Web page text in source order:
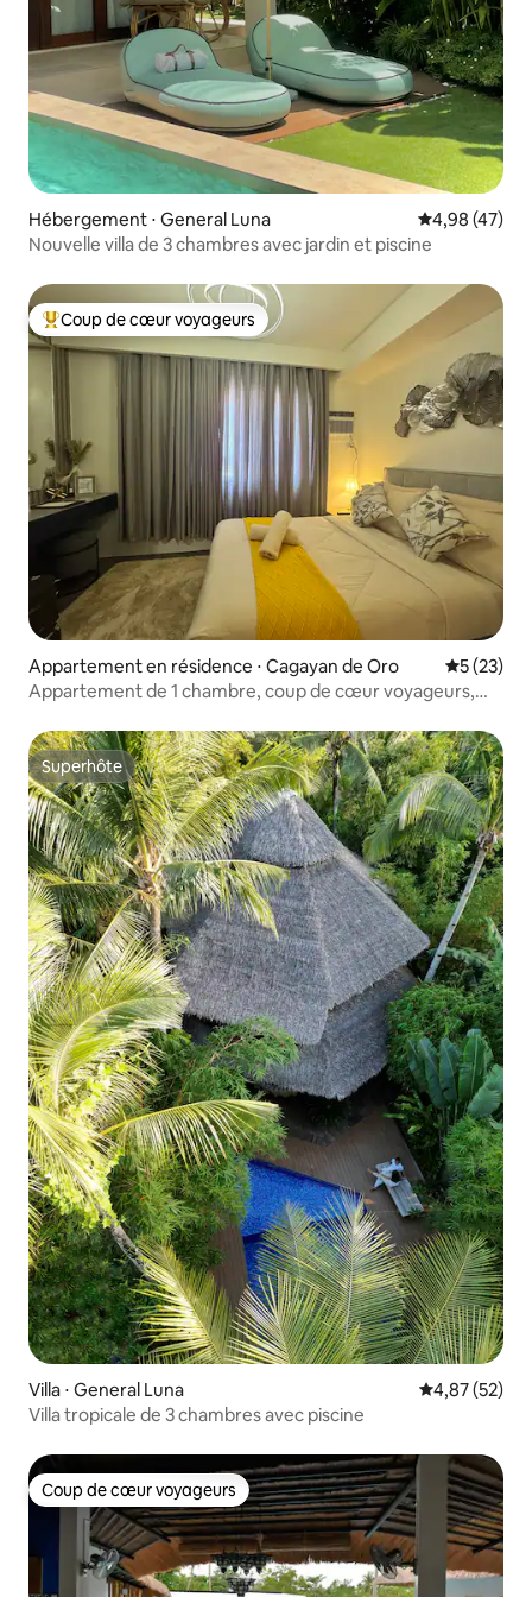
Hébergement ⋅ General Luna Évaluation
4,98 (47)
Nouvelle villa de 3 chambres avec jardin et piscine
Coups de cœur voyageurs les plus appréciés
Coup de cœur voyageurs
Appartement en résidence ⋅ Cagayan de Oro
5 (23)
Appartement de 1 chambre, coup de cœur voyageurs,
Superhôte
Superhôte
Villa ⋅ General Luna Évaluation
4,87 (52)
Villa tropicale de 3 chambres avec piscine
Coup de cœur voyageurs
Coup de cœur voyageurs